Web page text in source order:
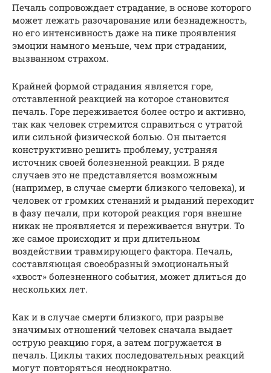
Печаль сопровождает страдание, в основе которого
может лежать разочарование или безнадежность,
но его интенсивность даже на пике проявления
эмоции намного меньше, чем при страдании,
вызванном страхом.
Крайней формой страдания является горе,
отставленной реакцией на которое становится
печаль. Горе переживается более остро и активно,
так как человек стремится справиться с утратой
или сильной физической болью. Он пытается
конструктивно решить проблему, устраняя
источник своей болезненной реакции. В ряде
случаев это не представляется возможным
(например, в случае смерти близкого человека), и
человек от громких стенаний и рыданий переходит
в фазу печали, при которой реакция горя внешне
никак не проявляется и переживается внутри. То
же самое происходит и при длительном
воздействии травмирующего фактора. Печаль,
составляющая своеобразный эмоциональный
«хвост» болезненного события, может длиться до
нескольких лет.
Как и в случае смерти близкого, при разрыве
значимых отношений человек сначала выдает
острую реакцию горя, а затем погружается в
печаль. Циклы таких последовательных реакций
могут повторяться неоднократно.